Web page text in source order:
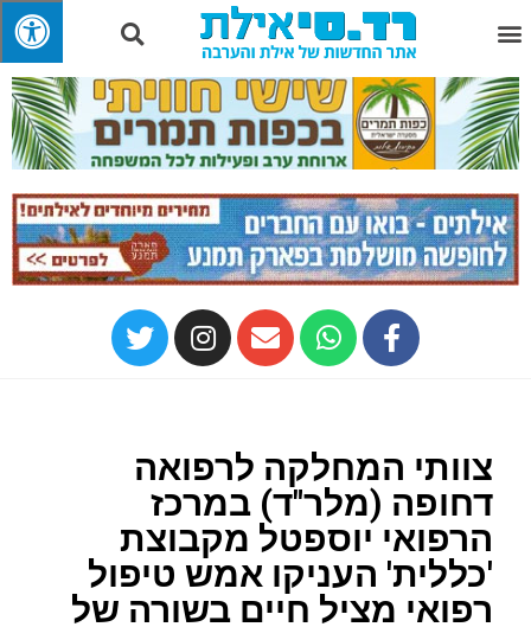
צוותי המחלקה לרפואה
דחופה (מלר"ד) במרכז
הרפואי יוספטל מקבוצת
'כללית' העניקו אמש טיפול
רפואי מציל חיים בשורה של